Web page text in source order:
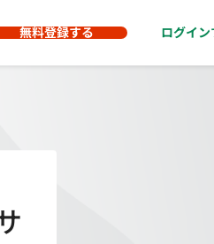
無料登録する ログイン